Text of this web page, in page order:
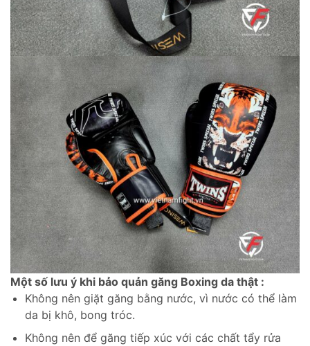
Một số lưu ý khi bảo quản găng Boxing da thật :
Không nên giặt găng bằng nước, vì nước có thể làm
da bị khô, bong tróc.
Không nên để găng tiếp xúc với các chất tẩy rửa